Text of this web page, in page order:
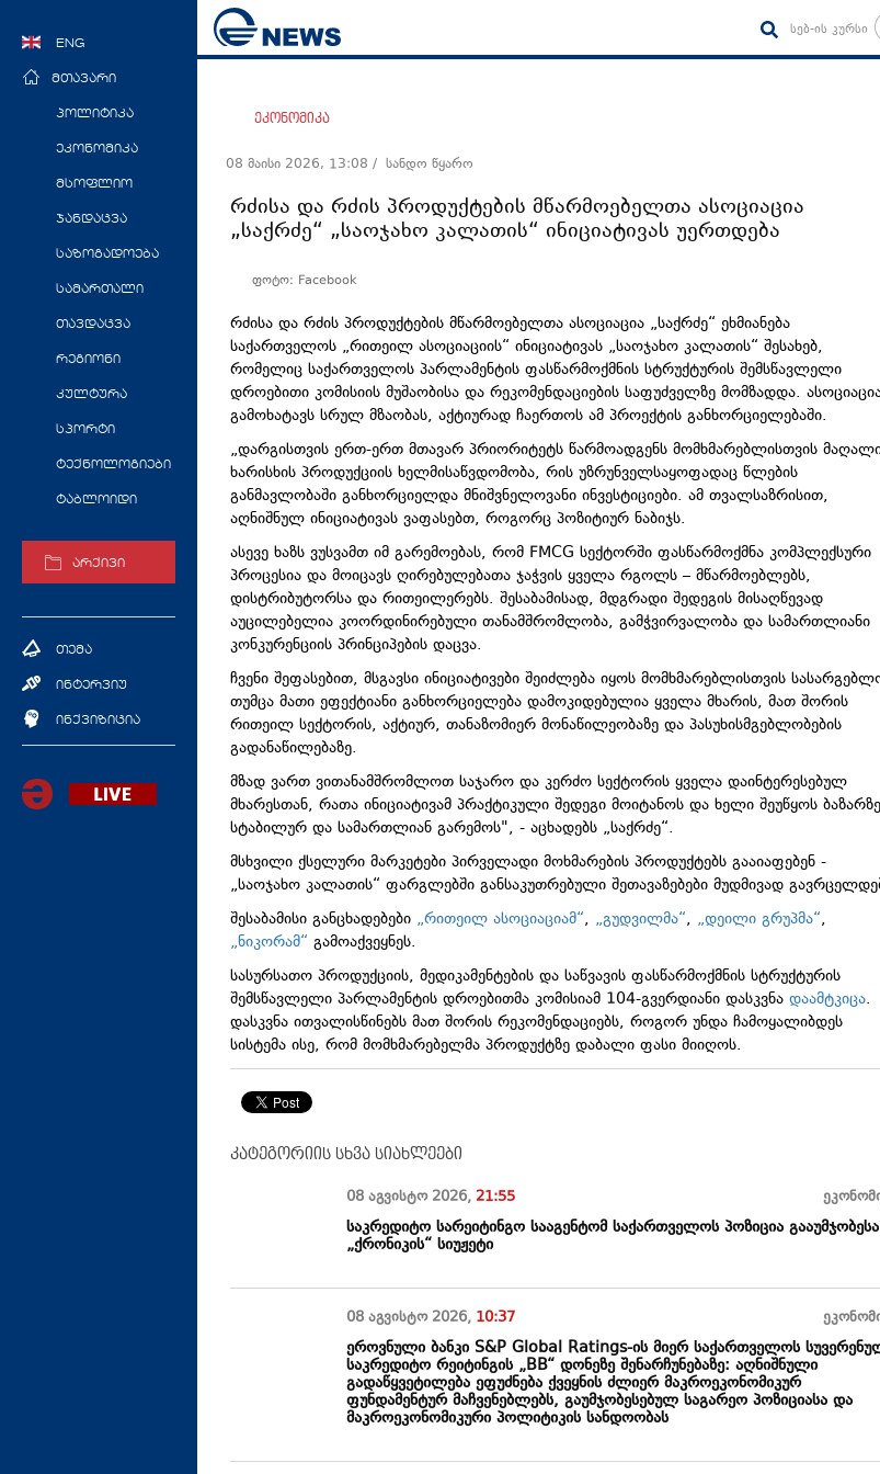
ENG
მთავარი
პოლიტიკა
ეკონომიკა
მსოფლიო
ჯანდაცვა
საზოგადოება
სამართალი
თავდაცვა
რეგიონი
კულტურა
სპორტი
ტექნოლოგიები
ტაბლოიდი
არქივი
თემა
ინტერვიუ
ინქვიზიცია
სებ-ის კურსი
ეკონომიკა
08 მაისი 2026, 13:08 / სანდო წყარო
რძისა და რძის პროდუქტების მწარმოებელთა ასოციაცია
„საქრძე“ „საოჯახო კალათის“ ინიციატივას უერთდება
ფოტო: Facebook
რძისა და რძის პროდუქტების მწარმოებელთა ასოციაცია „საქრძე“ ეხმიანება
საქართველოს „რითეილ ასოციაციის“ ინიციატივას „საოჯახო კალათის“ შესახებ,
რომელიც საქართველოს პარლამენტის ფასწარმოქმნის სტრუქტურის შემსწავლელი
დროებითი კომისიის მუშაობისა და რეკომენდაციების საფუძველზე მომზადდა.
გამოხატავს სრულ მზაობას, აქტიურად ჩაერთოს ამ პროექტის განხორციელებაში.
„დარგისთვის ერთ-ერთ მთავარ პრიორიტეტს წარმოადგენს მომხმარებლისთვის
ხარისხის პროდუქციის ხელმისაწვდომობა, რის უზრუნველსაყოფადაც წლების
განმავლობაში განხორციელდა მნიშვნელოვანი ინვესტიციები. ამ თვალსაზრისით,
აღნიშნულ ინიციატივას ვაფასებთ, როგორც პოზიტიურ ნაბიჯს.
ასევე ხაზს ვუსვამთ იმ გარემოებას, რომ FMCG სექტორში ფასწარმოქმნა კომპლექსური
პროცესია და მოიცავს ღირებულებათა ჯაჭვის ყველა რგოლს – მწარმოებლებს,
დისტრიბუტორსა და რითეილერებს. შესაბამისად, მდგრადი შედეგის მისაღწევად
აუცილებელია კოორდინირებული თანამშრომლობა, გამჭვირვალობა და სამართლიანი
კონკურენციის პრინციპების დაცვა.
ჩვენი შეფასებით, მსგავსი ინიციატივები შეიძლება იყოს მომხმარებლისთვის
თუმცა მათი ეფექტიანი განხორციელება დამოკიდებულია ყველა მხარის, მათ შორის
რითეილ სექტორის, აქტიურ, თანაზომიერ მონაწილეობაზე და პასუხისმგებლობების
გადანაწილებაზე.
მზად ვართ ვითანამშრომლოთ საჯარო და კერძო სექტორის ყველა დაინტერესებულ
მხარესთან, რათა ინიციატივამ პრაქტიკული შედეგი მოიტანოს და ხელი შეუწყოს ბაზარზე
სტაბილურ და სამართლიან გარემოს", - აცხადებს „საქრძე“.
მსხვილი ქსელური მარკეტები პირველადი მოხმარების პროდუქტებს გააიაფებენ -
„საოჯახო კალათის“ ფარგლებში განსაკუთრებული შეთავაზებები მუდმივად
შესაბამისი განცხადებები „რითეილ ასოციაციამ“, „გუდვილმა“, „დეილი გრუპმა“,
„ნიკორამ“ გამოაქვეყნეს.
სასურსათო პროდუქციის, მედიკამენტების და საწვავის ფასწარმოქმნის სტრუქტურის
შემსწავლელი პარლამენტის დროებითმა კომისიამ 104-გვერდიანი დასკვნა დაამტკიცა.
დასკვნა ითვალისწინებს მათ შორის რეკომენდაციებს, როგორ უნდა ჩამოყალიბდეს
სისტემა ისე, რომ მომხმარებელმა პროდუქტზე დაბალი ფასი მიიღოს.
კატეგორიის სხვა სიახლეები
08 აგვისტო 2026, 21:55
საკრედიტო სარეიტინგო სააგენტომ საქართველოს პოზიცია
„ქრონიკის“ სიუჟეტი
08 აგვისტო 2026, 10:37
ეროვნული ბანკი S&P Global Ratings-ის მიერ საქართველოს
საკრედიტო რეიტინგის „BB“ დონეზე შენარჩუნებაზე: აღნიშნული
გადაწყვეტილება ეფუძნება ქვეყნის ძლიერ მაკროეკონომიკურ
ფუნდამენტურ მაჩვენებლებს, გაუმჯობესებულ საგარეო პოზიციასა და
მაკროეკონომიკური პოლიტიკის სანდოობას